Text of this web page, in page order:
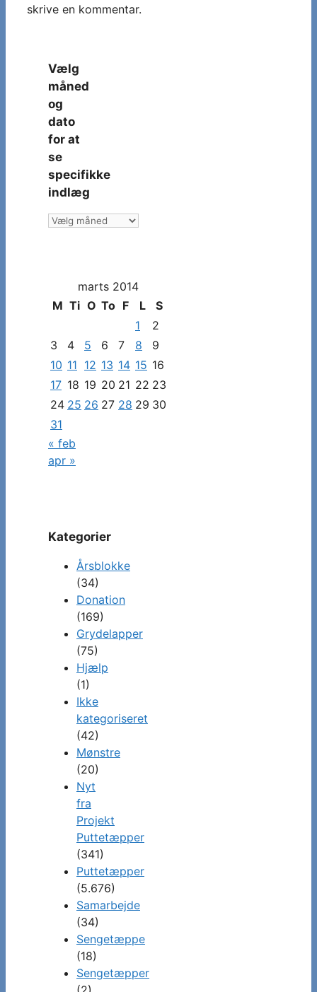
skrive en kommentar.
Vælg
måned
og
dato
for at
se
specifikke
indlæg
Vælg
at
specifikke
indlæg
marts 2014
M Ti O To F L
S
1
2
3
4 5 6 7 8
9
10 11 12 13 14 15 16
17 18 19 20 21 22 23
24 25 26 27 28 29 30
31
« feb
apr »
Kategorier
Årsblokke
(34)
Donation
(169)
Grydelapper
(75)
Hjælp
(1)
Ikke
kategoriseret
(42)
Mønstre
(20)
Nyt
fra
Projekt
Puttetæpper
(341)
Puttetæpper
(5.676)
Samarbejde
(34)
Sengetæppe
(18)
Sengetæpper